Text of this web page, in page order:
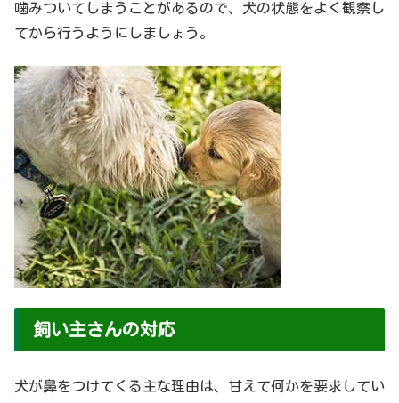
噛みついてしまうことがあるので、犬の状態をよく観察し
てから行うようにしましょう。
飼い主さんの対応
犬が鼻をつけてくる主な理由は、甘えて何かを要求してい